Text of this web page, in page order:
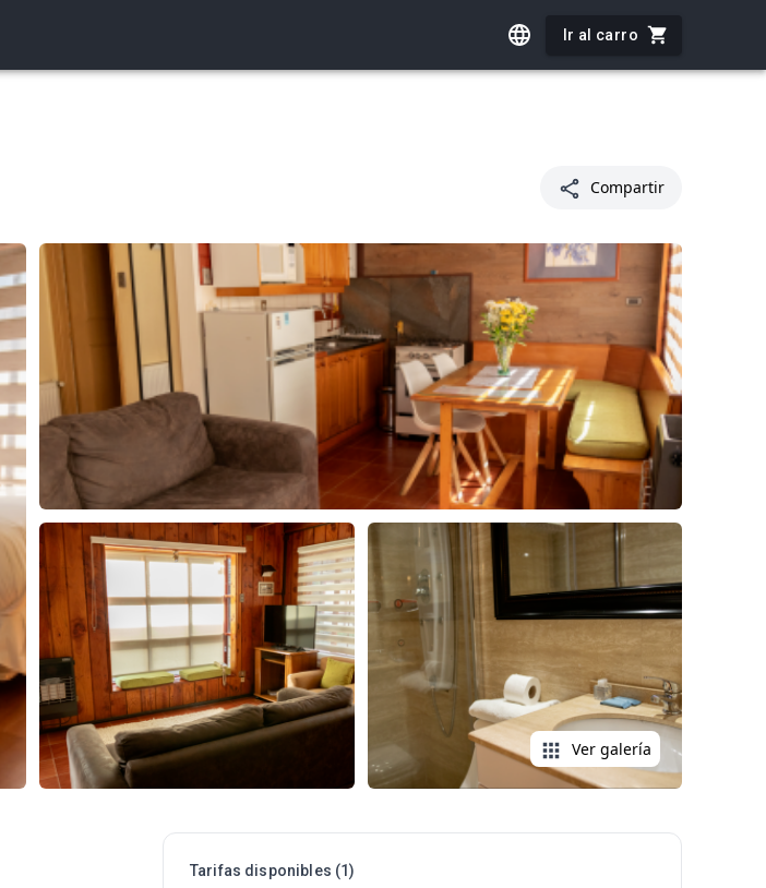
Ir al carro
Compartir
Ver galería
Tarifas disponibles (1)